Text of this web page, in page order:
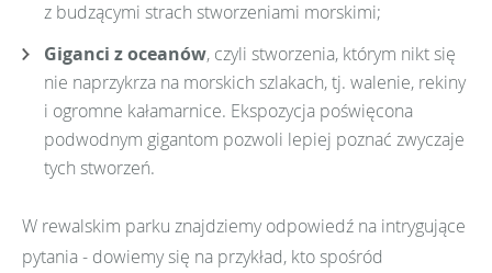
z budzącymi strach stworzeniami morskimi;
Giganci z oceanów, czyli stworzenia, którym nikt się
nie naprzykrza na morskich szlakach, tj. walenie, rekiny
i ogromne kałamarnice. Ekspozycja poświęcona
podwodnym gigantom pozwoli lepiej poznać zwyczaje
tych stworzeń.
W rewalskim parku znajdziemy odpowiedź na intrygujące
pytania - dowiemy się na przykład, kto spośród